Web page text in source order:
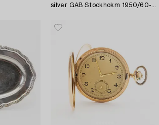
silver GAB Stockhokm 1950/60-